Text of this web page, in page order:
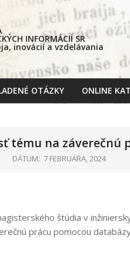
INFORMÁCIÍ SR
inovácií a vzdelávania
OTÁZKY ONLINE
tému na záverečnú
DÁTUM: 7 FEBRUÁRA, 2024
štúdia v
prácu pomocou